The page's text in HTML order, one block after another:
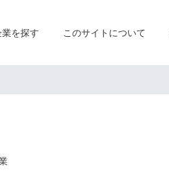
業を探す このサイトについて